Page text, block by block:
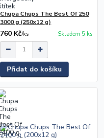
Chupa Chups The Best Of 250
3000 g (250x12 g)
760 Kč/ks Skladem 5 ks
Přidat do košíku